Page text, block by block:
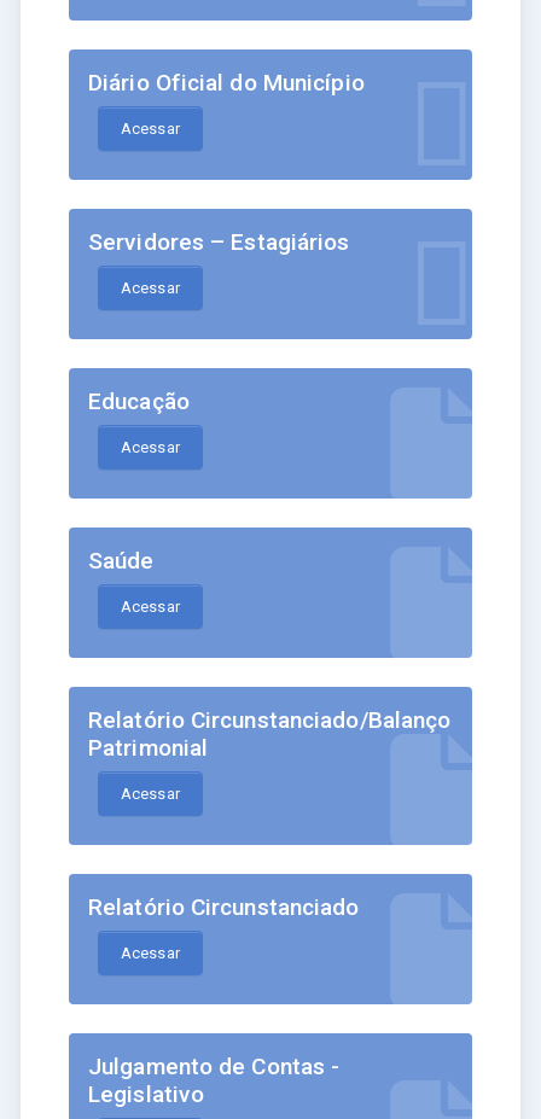
Diário Oficial do Município
Acessar
Servidores – Estagiários
Acessar
Educação
Acessar
Saúde
Acessar
Relatório Circunstanciado/Balanço
Patrimonial
Acessar
Relatório Circunstanciado
Acessar
Julgamento de Contas -
Legislativo